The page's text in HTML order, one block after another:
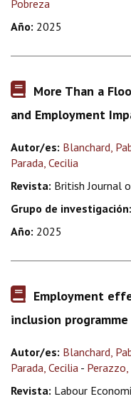
Pobreza
Año: 2025
More Than a
and Employment
Autor/es: Blanchard,
Parada, Cecilia
Revista: British Journal
Grupo de investigación:
Año: 2025
Employment
inclusion programme
Autor/es: Blanchard,
Parada, Cecilia -
Revista: Labour